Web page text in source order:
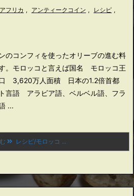
アフリカ , アンティークコイン , レシピ ,
のコンフィを使ったオリーブの進む料
。 モロッコと言えば国名 モロッコ王
3,620万人面積 日本の1.2倍首都
言語 アラビア語、ベルベル語、フラ
...
レシピ/モロッコ ...